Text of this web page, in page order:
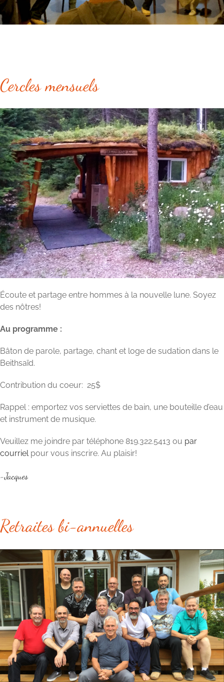
Cercles mensuels
Écoute et partage entre hommes à la nouvelle lune. Soyez
des nôtres!
Au programme :
Bâton de parole, partage, chant et loge de sudation dans le
Beithsaïd.
Contribution du coeur: 25$
Rappel : emportez vos serviettes de bain, une bouteille d’eau
et instrument de musique.
Veuillez me joindre par téléphone 819.322.5413 ou par
courriel pour vous inscrire. Au plaisir!
-Jacques
Retraites bi-annuelles